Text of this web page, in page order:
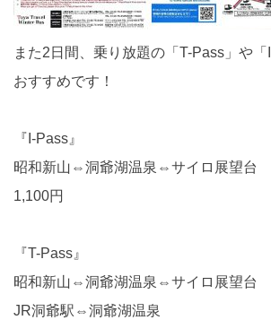
また2日間、乗り放題の「T-Pass」や「
おすすめです！
『I-Pass』
昭和新山⇔洞爺湖温泉⇔サイロ展望台
1,100円
『T-Pass』
昭和新山⇔洞爺湖温泉⇔サイロ展望台
JR洞爺駅⇔洞爺湖温泉